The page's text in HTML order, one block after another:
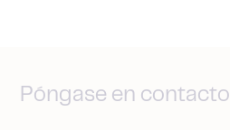
Póngase en contacto